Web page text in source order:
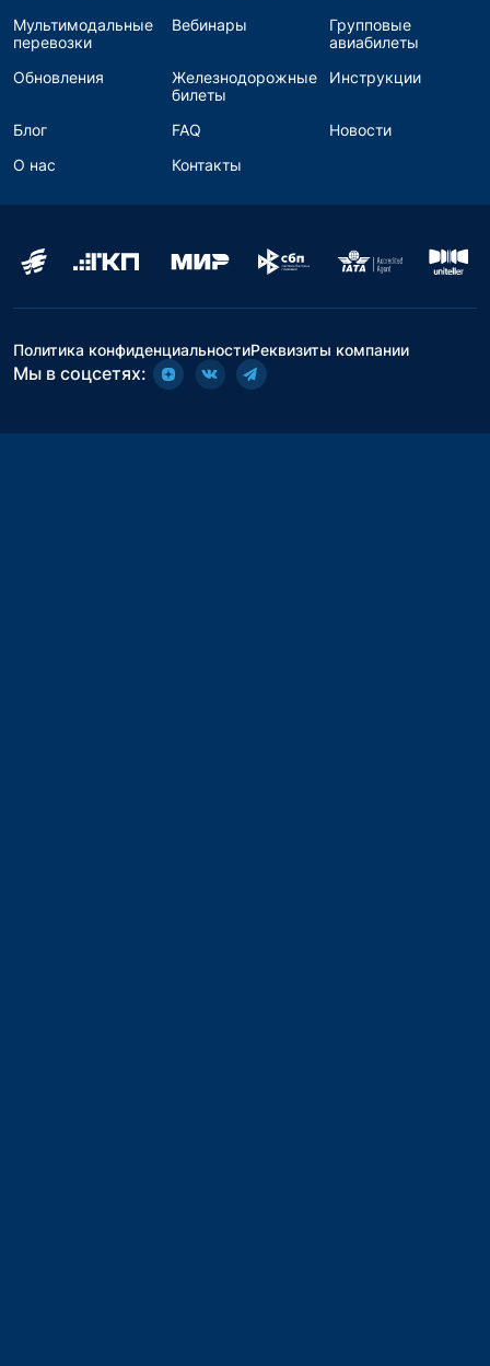
Мультимодальные
перевозки
Вебинары
Групповые
авиабилеты
Обновления
Железнодорожные
билеты
Инструкции
Блог FAQ
Новости
О нас
Контакты
Политика конфиденциальностиРеквизиты компании
Мы в соцсетях: